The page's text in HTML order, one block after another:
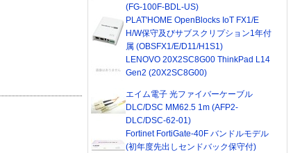
(FG-100F-BDL-US)
PLAT'HOME OpenBlocks IoT FX1/E
H/W保守及びサブスクリプション1年付
属 (OBSFX1/E/D11/H1S1)
LENOVO 20X2SC8G00 ThinkPad L14
Gen2 (20X2SC8G00)
エイム電子 光ファイバーケーブル
DLC/DSC MM62.5 1m (AFP2-
DLC/DSC-62-01)
Fortinet FortiGate-40F バンドルモデル
(初年度先出しセンドバック保守付)